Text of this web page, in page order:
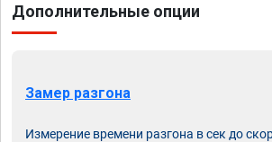
Дополнительные опции
Замер разгона
Измерение времени разгона в сек до